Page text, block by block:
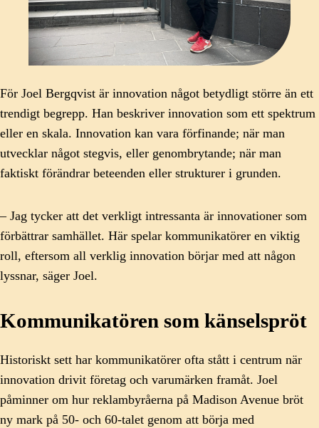
För Joel Bergqvist är innovation något betydligt större än ett
trendigt begrepp. Han beskriver innovation som ett spektrum
eller en skala. Innovation kan vara förfinande; när man
utvecklar något stegvis, eller genombrytande; när man
faktiskt förändrar beteenden eller strukturer i grunden.
– Jag tycker att det verkligt intressanta är innovationer som
förbättrar samhället. Här spelar kommunikatörer en viktig
roll, eftersom all verklig innovation börjar med att någon
lyssnar, säger Joel.
Kommunikatören som känselspröt
Historiskt sett har kommunikatörer ofta stått i centrum när
innovation drivit företag och varumärken framåt. Joel
påminner om hur reklambyråerna på Madison Avenue bröt
ny mark på 50- och 60-talet genom att börja med